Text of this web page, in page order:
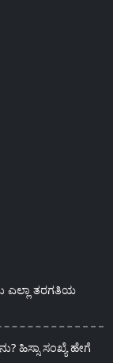
ಎಲ್ಲಾ ತರಗತಿಯ
ಹಿಸ್ಸಾ ಸಂಖ್ಯೆ ಹೇಗೆ